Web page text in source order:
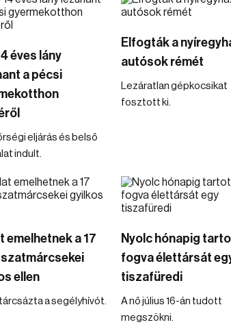
éves lány
a pécsi
eljárás és belső
indult.
Elfogták a
autósok rémét
Lezáratlan gépkocsikat
fosztott ki.
emelhetnek a 17
ellen
a segélyhívót.
Nyolc hónapig
fogva élettársát
tiszafüredi
A nő július 16-án tudott
megszökni.